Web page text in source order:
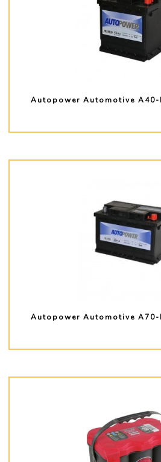
Autopower Automotive A40-
Autopower Automotive A70-